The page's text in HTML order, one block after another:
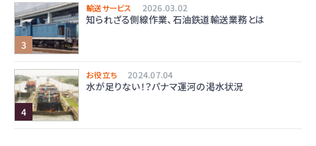
輸送サービス 2026.03.02
知られざる側線作業、石油鉄道輸送業務とは
お役立ち 2024.07.04
水が足りない！？パナマ運河の渇水状況